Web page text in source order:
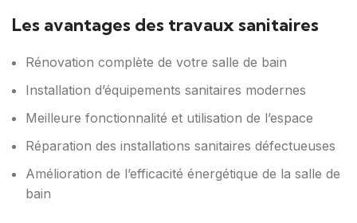
Les avantages des travaux sanitaires
Rénovation complète de votre salle de bain
Installation d’équipements sanitaires modernes
Meilleure fonctionnalité et utilisation de l’espace
Réparation des installations sanitaires défectueuses
Amélioration de l’efficacité énergétique de la salle de
bain